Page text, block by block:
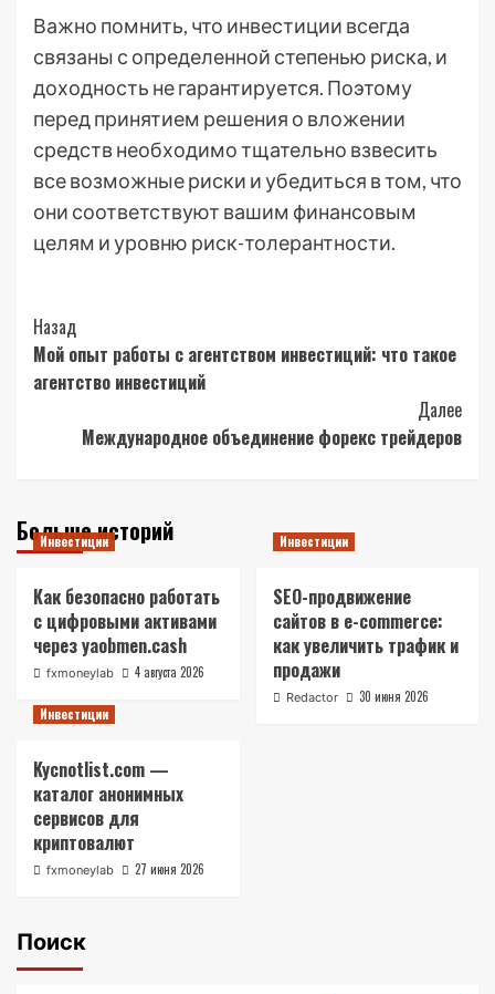
Важно помнить, что инвестиции всегда
связаны с определенной степенью риска, и
доходность не гарантируется. Поэтому
перед принятием решения о вложении
средств необходимо тщательно взвесить
все возможные риски и убедиться в том, что
они соответствуют вашим финансовым
целям и уровню риск-толерантности.
Post
Navigation
Назад
Мой опыт работы с агентством инвестиций: что такое
агентство инвестиций
Далее
Международное объединение форекс трейдеров
Больше историй
Инвестиции
Как безопасно работать
с цифровыми активами
через yaobmen.cash
fxmoneylab 4 августа 2026
Инвестиции
SEO-продвижение
сайтов в e-commerce:
как увеличить трафик и
продажи
Redactor
30 июня 2026
Инвестиции
Kycnotlist.com —
каталог анонимных
сервисов для
криптовалют
fxmoneylab 27 июня 2026
Поиск